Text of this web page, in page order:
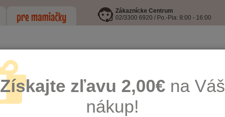
Zákaznícke Centrum
02/3300 6920 / Po.-Pia: 8:00 - 16:00
Získajte zľavu 2,00€ na Váš
nákup!